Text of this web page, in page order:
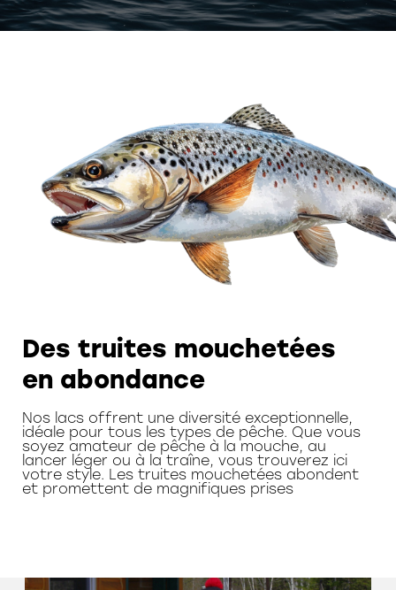
Des truites mouchetées
en abondance
Nos lacs offrent une diversité exceptionnelle,
idéale pour tous les types de pêche. Que vous
soyez amateur de pêche à la mouche, au
lancer léger ou à la traîne, vous trouverez ici
votre style. Les truites mouchetées abondent
et promettent de magnifiques prises